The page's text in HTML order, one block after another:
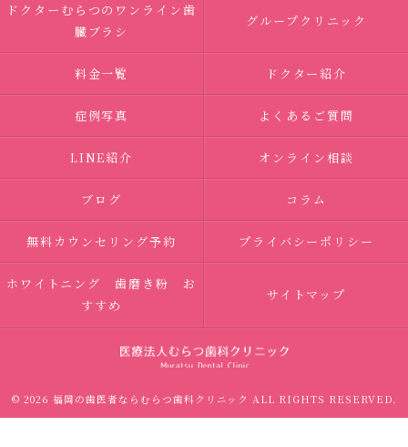
ドクターむらつのワンライン歯
臓ブラシ
グループクリニック
料金一覧 ドクター紹介
症例写真 よくあるご質問
LINE紹介 オンライン相談
ブログ コラム
無料カウンセリング予約 プライバシーポリシー
ホワイトニング 歯磨き粉 お
すすめ
サイトマップ
© 2026 福岡の歯医者ならむらつ歯科クリニック ALL RIGHTS RESERVED.